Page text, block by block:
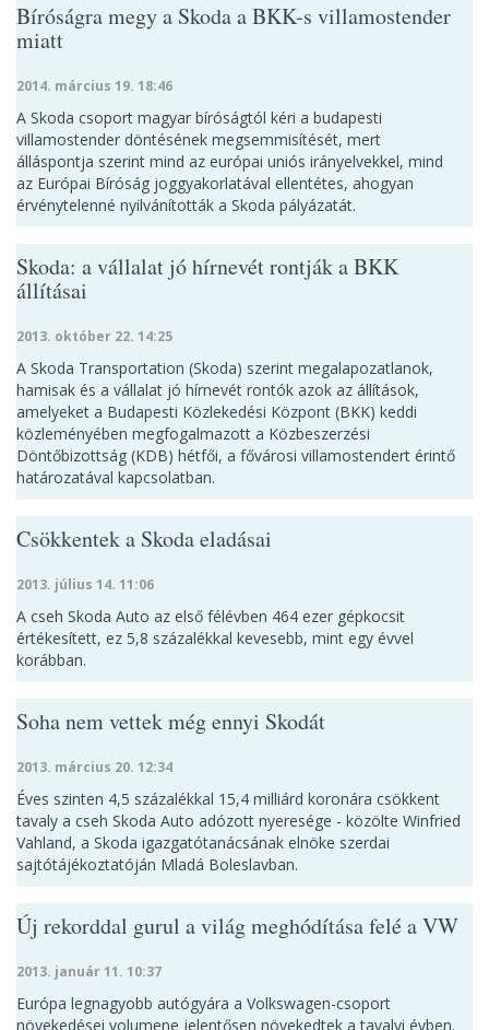
Bíróságra megy a Skoda a BKK-s villamostender
miatt
2014. március 19. 18:46
A Skoda csoport magyar bíróságtól kéri a budapesti
villamostender döntésének megsemmisítését, mert
álláspontja szerint mind az európai uniós irányelvekkel, mind
az Európai Bíróság joggyakorlatával ellentétes, ahogyan
érvénytelenné nyilvánították a Skoda pályázatát.
Skoda: a vállalat jó hírnevét rontják a BKK
állításai
2013. október 22. 14:25
A Skoda Transportation (Skoda) szerint megalapozatlanok,
hamisak és a vállalat jó hírnevét rontók azok az állítások,
amelyeket a Budapesti Közlekedési Központ (BKK) keddi
közleményében megfogalmazott a Közbeszerzési
Döntőbizottság (KDB) hétfői, a fővárosi villamostendert érintő
határozatával kapcsolatban.
Csökkentek a Skoda eladásai
2013. július 14. 11:06
A cseh Skoda Auto az első félévben 464 ezer gépkocsit
értékesített, ez 5,8 százalékkal kevesebb, mint egy évvel
korábban.
Soha nem vettek még ennyi Skodát
2013. március 20. 12:34
Éves szinten 4,5 százalékkal 15,4 milliárd koronára csökkent
tavaly a cseh Skoda Auto adózott nyeresége - közölte Winfried
Vahland, a Skoda igazgatótanácsának elnöke szerdai
sajtótájékoztatóján Mladá Boleslavban.
Új rekorddal gurul a világ meghódítása felé a VW
2013. január 11. 10:37
Európa legnagyobb autógyára a Volkswagen-csoport
növekedései volumene jelentősen növekedtek a tavalyi évben.